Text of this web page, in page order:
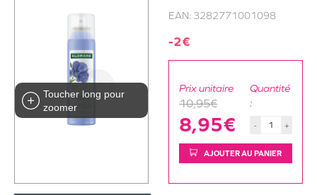
Toucher long pour
zoomer
EAN: 3282771001098
-2€
Prix unitaire
10,95€
8,95€
Quantité
:
- +
AJOUTER AU PANIER